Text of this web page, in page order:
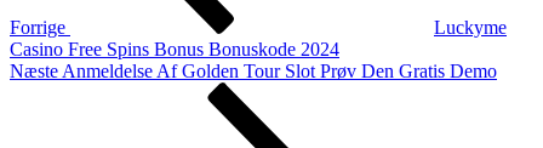
Forrige
Luckyme
Casino Free Spins Bonus Bonuskode 2024
Næste
Næste Anmeldelse Af Golden Tour Slot Prøv Den Gratis Demo